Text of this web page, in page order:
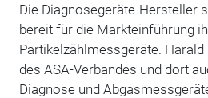
Die Diagnosegeräte-Hersteller
bereit für die Markteinführung
Partikelzählmessgeräte. Harald
des ASA-Verbandes und dort
Diagnose und